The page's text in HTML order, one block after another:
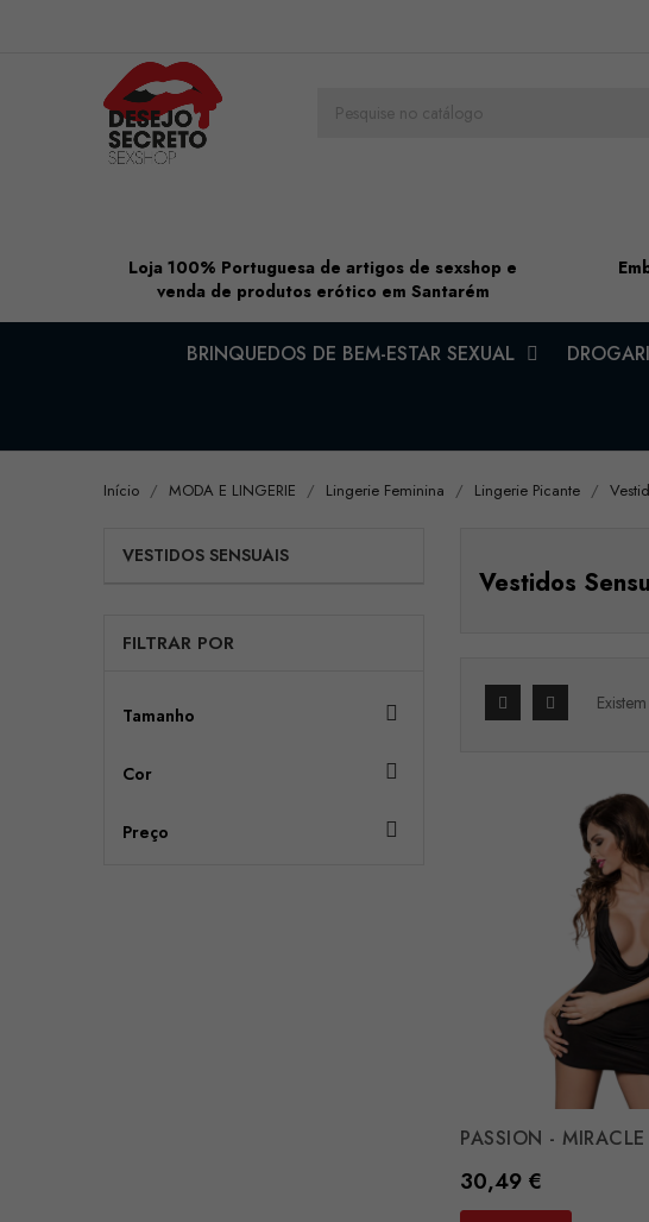
Loja 100% Portuguesa de artigos de sexshop e
venda de produtos erótico em Santarém
BRINQUEDOS DE BEM-ESTAR SEXUAL
Início MODA E LINGERIE Lingerie Feminina Lingerie Picante
VESTIDOS SENSUAIS
FILTRAR POR
Tamanho 
Cor 
Preço 
Vestidos
PASSION -
Preço
30,49 €